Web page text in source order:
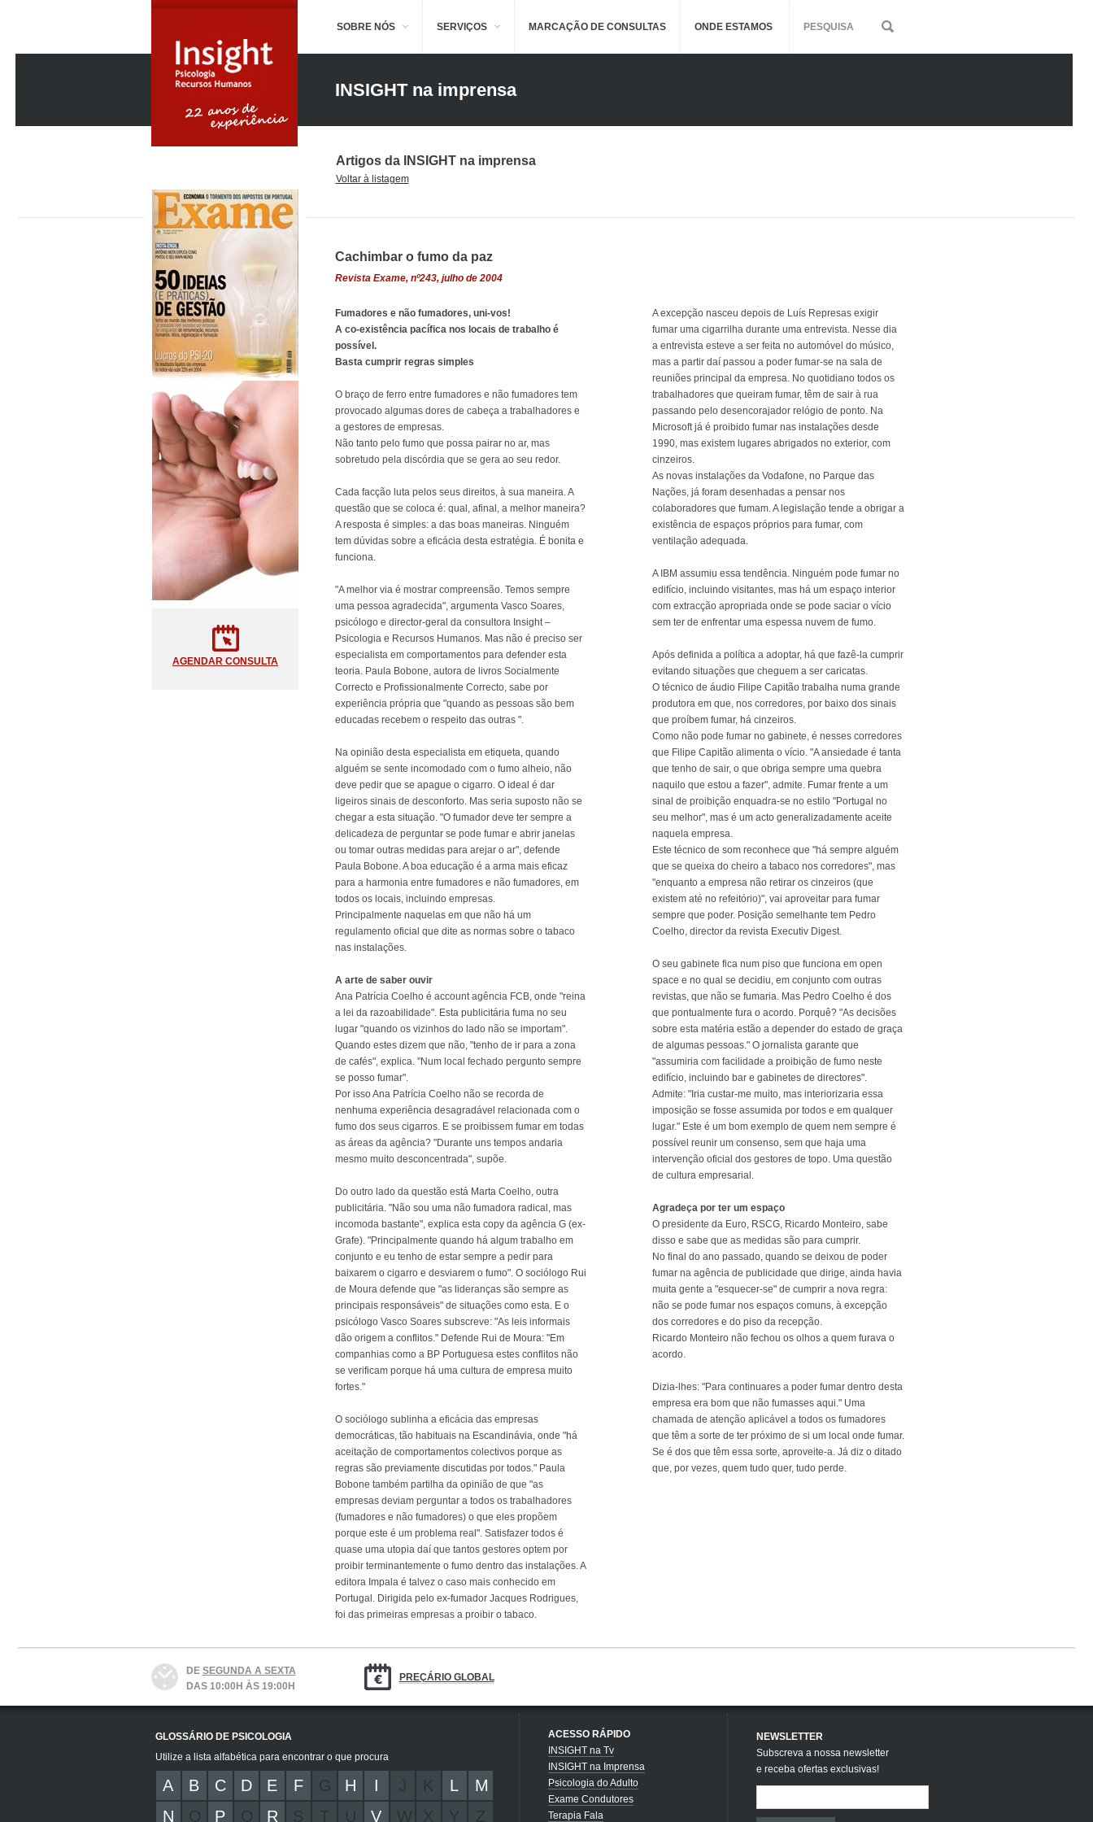
SOBRE NÓS SERVIÇOS MARCAÇÃO DE CONSULTAS ONDE ESTAMOS PESQUISA
INSIGHT na imprensa
Artigos da INSIGHT na imprensa
Voltar à listagem
Cachimbar o fumo da paz
Revista Exame, nº243, julho de 2004
Fumadores e não fumadores, uni-vos!
A co-existência pacífica nos locais de trabalho é
possível.
Basta cumprir regras simples
O braço de ferro entre fumadores e não fumadores tem
provocado algumas dores de cabeça a trabalhadores e
a gestores de empresas.
Não tanto pelo fumo que possa pairar no ar, mas
sobretudo pela discórdia que se gera ao seu redor.
Cada facção luta pelos seus direitos, à sua maneira. A
questão que se coloca é: qual, afinal, a melhor maneira?
A resposta é simples: a das boas maneiras. Ninguém
tem dúvidas sobre a eficácia desta estratégia. É bonita e
funciona.
"A melhor via é mostrar compreensão. Temos sempre
uma pessoa agradecida", argumenta Vasco Soares,
psicólogo e director-geral da consultora Insight –
Psicologia e Recursos Humanos. Mas não é preciso ser
especialista em comportamentos para defender esta
teoria. Paula Bobone, autora de livros Socialmente
Correcto e Profissionalmente Correcto, sabe por
experiência própria que "quando as pessoas são bem
educadas recebem o respeito das outras ".
Na opinião desta especialista em etiqueta, quando
alguém se sente incomodado com o fumo alheio, não
deve pedir que se apague o cigarro. O ideal é dar
ligeiros sinais de desconforto. Mas seria suposto não se
chegar a esta situação. "O fumador deve ter sempre a
delicadeza de perguntar se pode fumar e abrir janelas
ou tomar outras medidas para arejar o ar", defende
Paula Bobone. A boa educação é a arma mais eficaz
para a harmonia entre fumadores e não fumadores, em
todos os locais, incluindo empresas.
Principalmente naquelas em que não há um
regulamento oficial que dite as normas sobre o tabaco
nas instalações.
A arte de saber ouvir
Ana Patrícia Coelho é account agência FCB, onde "reina
a lei da razoabilidade". Esta publicitária fuma no seu
lugar "quando os vizinhos do lado não se importam".
Quando estes dizem que não, "tenho de ir para a zona
de cafés", explica. "Num local fechado pergunto sempre
se posso fumar".
Por isso Ana Patrícia Coelho não se recorda de
nenhuma experiência desagradável relacionada com o
fumo dos seus cigarros. E se proibissem fumar em todas
as áreas da agência? "Durante uns tempos andaria
mesmo muito desconcentrada", supõe.
Do outro lado da questão está Marta Coelho, outra
publicitária. "Não sou uma não fumadora radical, mas
incomoda bastante", explica esta copy da agência G (ex-
Grafe). "Principalmente quando há algum trabalho em
conjunto e eu tenho de estar sempre a pedir para
baixarem o cigarro e desviarem o fumo". O sociólogo Rui
de Moura defende que "as lideranças são sempre as
principais responsáveis" de situações como esta. E o
psicólogo Vasco Soares subscreve: "As leis informais
dão origem a conflitos." Defende Rui de Moura: "Em
companhias como a BP Portuguesa estes conflitos não
se verificam porque há uma cultura de empresa muito
fortes."
O sociólogo sublinha a eficácia das empresas
democráticas, tão habituais na Escandinávia, onde "há
aceitação de comportamentos colectivos porque as
regras são previamente discutidas por todos." Paula
Bobone também partilha da opinião de que "as
empresas deviam perguntar a todos os trabalhadores
(fumadores e não fumadores) o que eles propõem
porque este é um problema real". Satisfazer todos é
quase uma utopia daí que tantos gestores optem por
proibir terminantemente o fumo dentro das instalações. A
editora Impala é talvez o caso mais conhecido em
Portugal. Dirigida pelo ex-fumador Jacques Rodrigues,
foi das primeiras empresas a proibir o tabaco.
A excepção nasceu depois de Luís Represas exigir
fumar uma cigarrilha durante uma entrevista. Nesse dia
a entrevista esteve a ser feita no automóvel do músico,
mas a partir daí passou a poder fumar-se na sala de
reuniões principal da empresa. No quotidiano todos os
trabalhadores que queiram fumar, têm de sair à rua
passando pelo desencorajador relógio de ponto. Na
Microsoft já é proibido fumar nas instalações desde
1990, mas existem lugares abrigados no exterior, com
cinzeiros.
As novas instalações da Vodafone, no Parque das
Nações, já foram desenhadas a pensar nos
colaboradores que fumam. A legislação tende a obrigar a
existência de espaços próprios para fumar, com
ventilação adequada.
A IBM assumiu essa tendência. Ninguém pode fumar no
edifício, incluindo visitantes, mas há um espaço interior
com extracção apropriada onde se pode saciar o vício
sem ter de enfrentar uma espessa nuvem de fumo.
Após definida a política a adoptar, há que fazê-la cumprir
evitando situações que cheguem a ser caricatas.
O técnico de áudio Filipe Capitão trabalha numa grande
produtora em que, nos corredores, por baixo dos sinais
que proíbem fumar, há cinzeiros.
Como não pode fumar no gabinete, é nesses corredores
que Filipe Capitão alimenta o vício. "A ansiedade é tanta
que tenho de sair, o que obriga sempre uma quebra
naquilo que estou a fazer", admite. Fumar frente a um
sinal de proibição enquadra-se no estilo "Portugal no
seu melhor", mas é um acto generalizadamente aceite
naquela empresa.
Este técnico de som reconhece que "há sempre alguém
que se queixa do cheiro a tabaco nos corredores", mas
"enquanto a empresa não retirar os cinzeiros (que
existem até no refeitório)", vai aproveitar para fumar
sempre que poder. Posição semelhante tem Pedro
Coelho, director da revista Executiv Digest.
O seu gabinete fica num piso que funciona em open
space e no qual se decidiu, em conjunto com outras
revistas, que não se fumaria. Mas Pedro Coelho é dos
que pontualmente fura o acordo. Porquê? "As decisões
sobre esta matéria estão a depender do estado de graça
de algumas pessoas." O jornalista garante que
"assumiria com facilidade a proibição de fumo neste
edifício, incluindo bar e gabinetes de directores".
Admite: "Iria custar-me muito, mas interiorizaria essa
imposição se fosse assumida por todos e em qualquer
lugar." Este é um bom exemplo de quem nem sempre é
possível reunir um consenso, sem que haja uma
intervenção oficial dos gestores de topo. Uma questão
de cultura empresarial.
Agradeça por ter um espaço
O presidente da Euro, RSCG, Ricardo Monteiro, sabe
disso e sabe que as medidas são para cumprir.
No final do ano passado, quando se deixou de poder
fumar na agência de publicidade que dirige, ainda havia
muita gente a "esquecer-se" de cumprir a nova regra:
não se pode fumar nos espaços comuns, à excepção
dos corredores e do piso da recepção.
Ricardo Monteiro não fechou os olhos a quem furava o
acordo.
Dizia-lhes: "Para continuares a poder fumar dentro desta
empresa era bom que não fumasses aqui." Uma
chamada de atenção aplicável a todos os fumadores
que têm a sorte de ter próximo de si um local onde fumar.
Se é dos que têm essa sorte, aproveite-a. Já diz o ditado
que, por vezes, quem tudo quer, tudo perde.
AGENDAR CONSULTA
DE SEGUNDA A SEXTA
DAS 10:00H ÀS 19:00H
PREÇÁRIO GLOBAL
GLOSSÁRIO DE PSICOLOGIA
Utilize a lista alfabética para encontrar o que procura
A B C D E F G H I K L
M
N
O P Q R S V W X Y Z
ACESSO RÁPIDO
INSIGHT na Tv
INSIGHT na Imprensa
Psicologia do Adulto
Exame Condutores
Terapia Fala
NEWSLETTER
Subscreva a nossa newsletter
e receba ofertas exclusivas!